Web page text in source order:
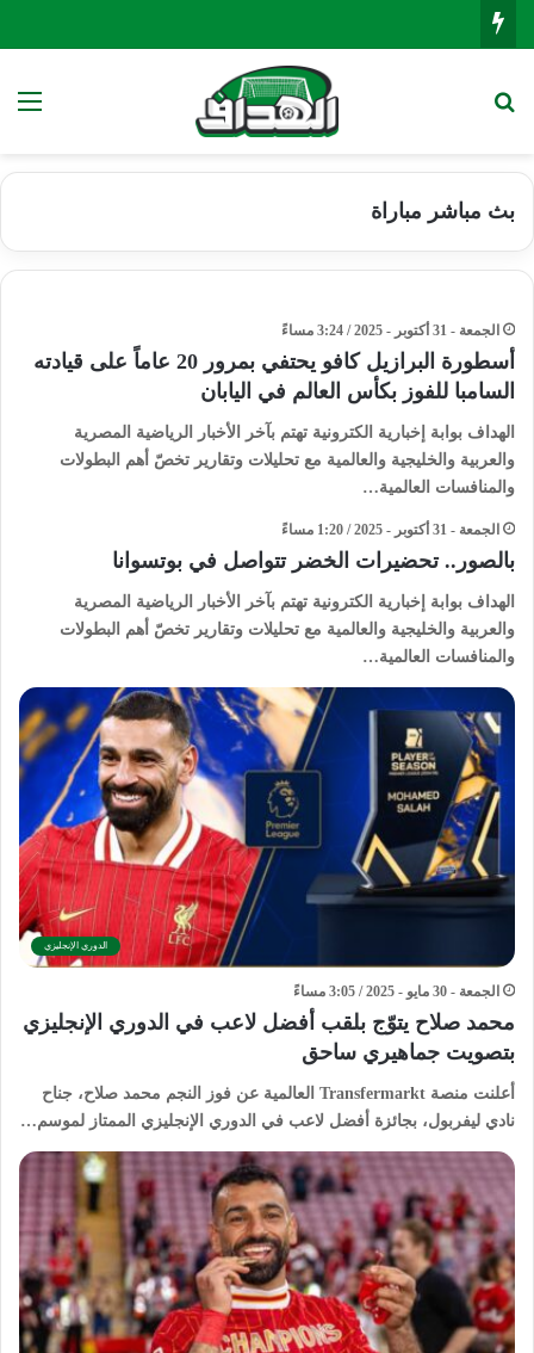
بث مباشر مباراة
الجمعة - 31 أكتوبر - 2025 / 3:24 مساءً
أسطورة البرازيل كافو يحتفي بمرور 20 عاماً على قيادته
السامبا للفوز بكأس العالم في اليابان
الهداف بوابة إخبارية الكترونية تهتم بآخر الأخبار الرياضية المصرية
والعربية والخليجية والعالمية مع تحليلات وتقارير تخصّ أهم البطولات
والمنافسات العالمية…
الجمعة - 31 أكتوبر - 2025 / 1:20 مساءً
بالصور.. تحضيرات الخضر تتواصل في بوتسوانا
الهداف بوابة إخبارية الكترونية تهتم بآخر الأخبار الرياضية المصرية
والعربية والخليجية والعالمية مع تحليلات وتقارير تخصّ أهم البطولات
والمنافسات العالمية…
الدوري الإنجليزي
الجمعة - 30 مايو - 2025 / 3:05 مساءً
محمد صلاح يتوّج بلقب أفضل لاعب في الدوري الإنجليزي
بتصويت جماهيري ساحق
أعلنت منصة Transfermarkt العالمية عن فوز النجم محمد صلاح، جناح
نادي ليفربول، بجائزة أفضل لاعب في الدوري الإنجليزي الممتاز لموسم…